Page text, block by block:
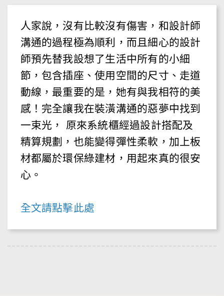
人家說，沒有比較沒有傷害，和設計師
溝通的過程極為順利，而且細心的設計
師預先替我設想了生活中所有的小細
節，包含插座、使用空間的尺寸、走道
動線，最重要的是，她有與我相符的美
感！完全讓我在裝潢溝通的惡夢中找到
一束光， 原來系統櫃經過設計搭配及
精算規劃，也能變得彈性柔軟，加上板
材都屬於環保綠建材，用起來真的很安
心。
全文請點擊此處